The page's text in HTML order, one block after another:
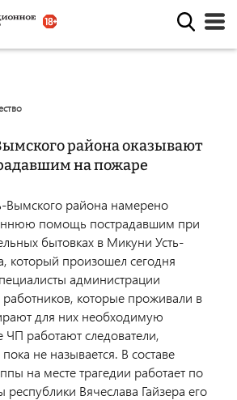
района оказывают
на пожаре
Вымского района намерено
помощь пострадавшим при
бытовках в Микуни Усть-
который произошел сегодня
администрации
которые проживали в
для них необходимую
ЧП работают следователи,
не называется. В составе
на месте трагедии работает по
Вячеслава Гайзера его